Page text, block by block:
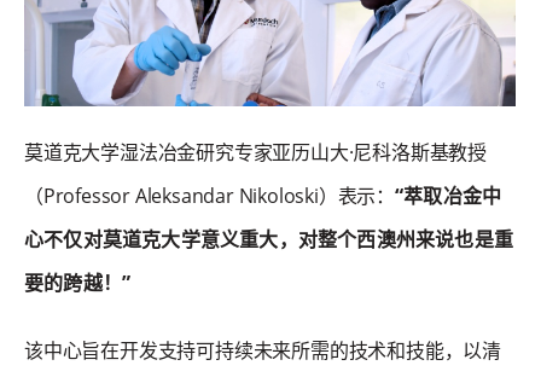
莫道克大学湿法冶金研究专家亚历山大·尼科洛斯基教授
（Professor Aleksandar Nikoloski）表示： “萃取冶金中
心不仅对莫道克大学意义重大，对整个西澳州来说也是重
要的跨越！”
该中心旨在开发支持可持续未来所需的技术和技能，以清